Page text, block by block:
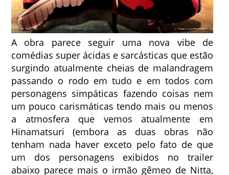
A obra parece seguir uma nova vibe de
comédias super ácidas e sarcásticas que estão
surgindo atualmente cheias de malandragem
passando o rodo em tudo e em todos com
personagens simpáticas fazendo coisas nem
um pouco carismáticas tendo mais ou menos
a atmosfera que vemos atualmente em
Hinamatsuri (embora as duas obras não
tenham nada haver exceto pelo fato de que
um dos personagens exibidos no trailer
abaixo parece mais o irmão gêmeo de Nitta,